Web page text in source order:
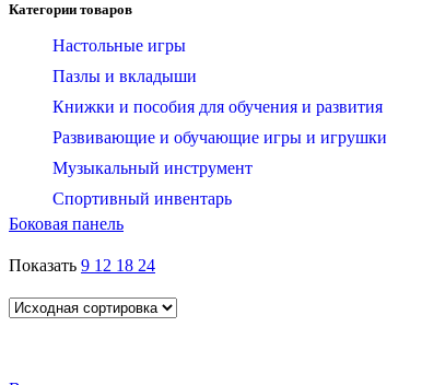
Категории товаров
Настольные игры
Пазлы и вкладыши
Книжки и пособия для обучения и развития
Развивающие и обучающие игры и игрушки
Музыкальный инструмент
Спортивный инвентарь
Боковая панель
Показать 9 12 18 24